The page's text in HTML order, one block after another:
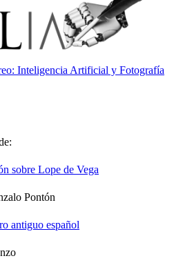
Inteligencia Artificial y Fotografía
sobre Lope de Vega
Pontón
antiguo español